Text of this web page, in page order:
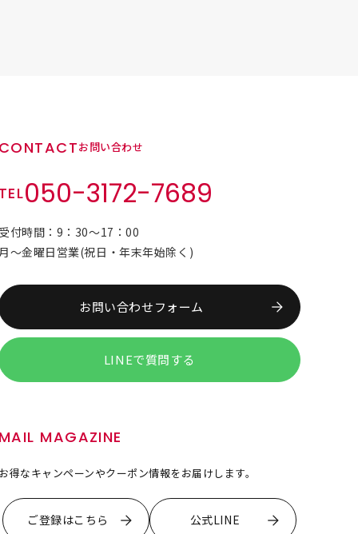
お問い合わせ
050-3172-7689
付時間：9：30～17：00
～金曜日営業(祝日・年末年始除く)
お問い合わせフォーム
LINEで質問する
MAGAZINE
得なキャンペーンやクーポン情報をお届けします。
ご登録はこちら 公式LINE